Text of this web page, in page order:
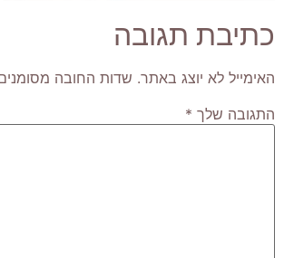
כתיבת תגובה
האימייל לא יוצג באתר. שדות החובה
התגובה שלך *